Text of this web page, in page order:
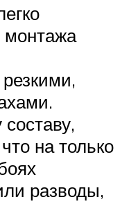
монтажа
на только
разводы,